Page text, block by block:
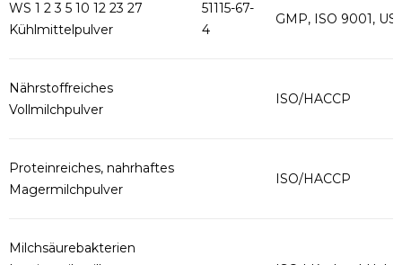
WS 1 2 3 5 10 12 23 27
Kühlmittelpulver
51115-67-
4
GMP, ISO 9001,
Nährstoffreiches
Vollmilchpulver
ISO/HACCP
Proteinreiches, nahrhaftes
Magermilchpulver
ISO/HACCP
Milchsäurebakterien